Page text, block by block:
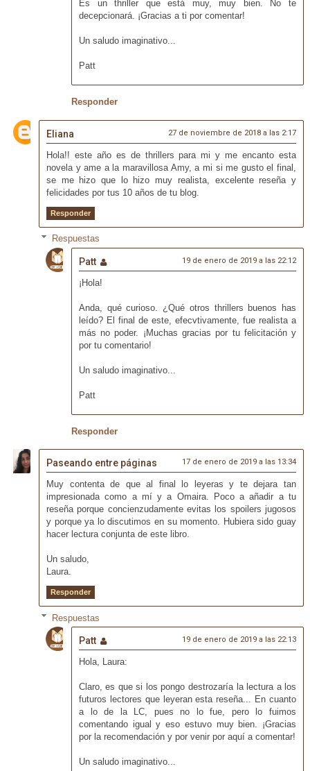
Es un thriller que está muy, muy bien. No te
decepcionará. ¡Gracias a ti por comentar!
Un saludo imaginativo...
Patt
Responder
Eliana 27 de noviembre de 2018 a las 2:17
Hola!! este año es de thrillers para mi y me encanto esta
novela y ame a la maravillosa Amy, a mi si me gusto el final,
se me hizo que lo hizo muy realista, excelente reseña y
felicidades por tus 10 años de tu blog.
Responder
Respuestas
Patt 19 de enero de 2019 a las 22:12
¡Hola!
Anda, qué curioso. ¿Qué otros thrillers buenos has
leído? El final de este, efecvtivamente, fue realista a
más no poder. ¡Muchas gracias por tu felicitación y
por tu comentario!
Un saludo imaginativo...
Patt
Responder
Paseando entre páginas 17 de enero de 2019 a las 13:34
Muy contenta de que al final lo leyeras y te dejara tan
impresionada como a mí y a Omaira. Poco a añadir a tu
reseña porque concienzudamente evitas los spoilers jugosos
y porque ya lo discutimos en su momento. Hubiera sido guay
hacer lectura conjunta de este libro.
Un saludo,
Laura.
Responder
Respuestas
Patt 19 de enero de 2019 a las 22:13
Hola, Laura:
Claro, es que si los pongo destrozaría la lectura a los
futuros lectores que leyeran esta reseña... En cuanto
a lo de la LC, pues no lo fue, pero lo fuimos
comentando igual y eso estuvo muy bien. ¡Gracias
por la recomendación y por venir por aquí a comentar!
Un saludo imaginativo...